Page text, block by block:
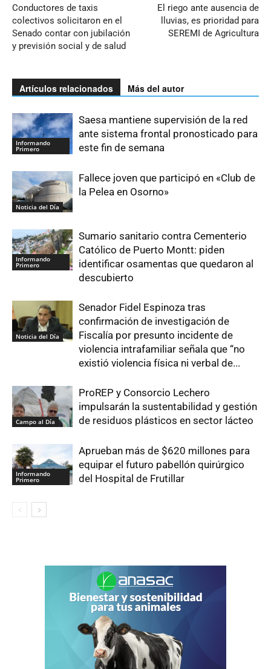
Conductores de taxis
colectivos solicitaron en el
Senado contar con jubilación
y previsión social y de salud
El riego ante ausencia de
lluvias, es prioridad para
SEREMI de Agricultura
Artículos relacionados Más del autor
Informando
Primero
Saesa mantiene supervisión de la red
ante sistema frontal pronosticado para
este fin de semana
Noticia del Día
Fallece joven que participó en «Club de
la Pelea en Osorno»
Informando
Primero
Sumario sanitario contra Cementerio
Católico de Puerto Montt: piden
identificar osamentas que quedaron al
descubierto
Noticia del Día
Senador Fidel Espinoza tras
confirmación de investigación de
Fiscalía por presunto incidente de
violencia intrafamiliar señala que “no
existió violencia física ni verbal de...
Campo al Día
ProREP y Consorcio Lechero
impulsarán la sustentabilidad y gestión
de residuos plásticos en sector lácteo
Informando
Primero
Aprueban más de $620 millones para
equipar el futuro pabellón quirúrgico
del Hospital de Frutillar